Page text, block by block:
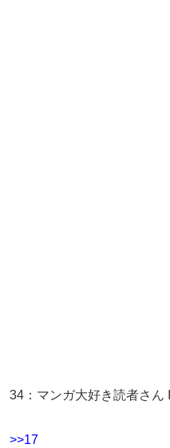
34 ： マンガ大好き読者さん
>>17